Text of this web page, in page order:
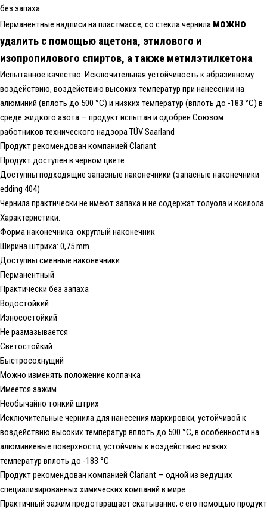
без запаха
Перманентные надписи на пластмассе; со стекла чернила можно
удалить с помощью ацетона, этилового и
изопропилового спиртов, а также метилэтилкетона
Испытанное качество: Исключительная устойчивость к абразивному
воздействию, воздействию высоких температур при нанесении на
алюминий (вплоть до 500 °C) и низких температур (вплоть до -183 °C) в
среде жидкого азота — продукт испытан и одобрен Союзом
работников технического надзора TÜV Saarland
Продукт рекомендован компанией Clariant
Продукт доступен в черном цвете
Доступны подходящие запасные наконечники (запасные наконечники
edding 404)
Чернила практически не имеют запаха и не содержат толуола и ксилола
Характеристики:
Форма наконечника: округлый наконечник
Ширина штриха: 0,75 mm
Доступны сменные наконечники
Перманентный
Практически без запаха
Водостойкий
Износостойкий
Не размазывается
Светостойкий
Быстросохнущий
Можно изменять положение колпачка
Имеется зажим
Необычайно тонкий штрих
Исключительные чернила для нанесения маркировки, устойчивой к
воздействию высоких температур вплоть до 500 °C, в особенности на
алюминиевые поверхности; устойчивы к воздействию низких
температур вплоть до -183 °C
Продукт рекомендован компанией Clariant — одной из ведущих
специализированных химических компаний в мире
Практичный зажим предотвращает скатывание; с его помощью продукт